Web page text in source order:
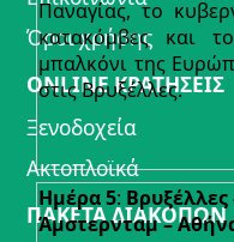
Παναγίας, το
κατακόμβες και
μπαλκόνι της
στις Βρυξέλλες.
Ημέρα 5:
Άμστερνταμ –
Όροι χρήσης
ONLINE ΚΡΑΤΗΣΕΙΣ
Ξενοδοχεία
Ακτοπλοϊκά
ΠΑΚΕΤΑ ΔΙΑΚΟΠΩΝ